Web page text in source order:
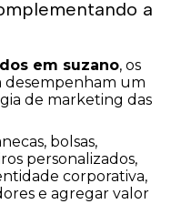
a
em suzano, os
desempenham um
de marketing das
bolsas,
personalizados,
corporativa,
e agregar valor